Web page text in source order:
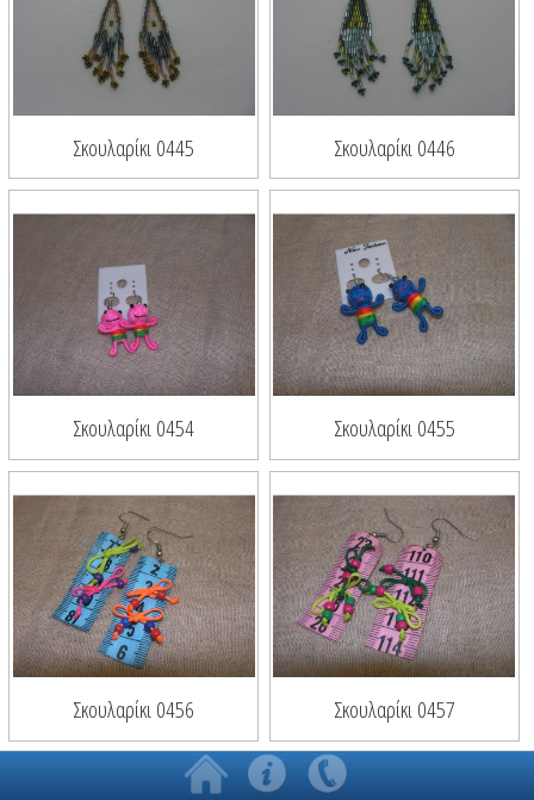
Σκουλαρίκι 0445 Σκουλαρίκι 0446
Σκουλαρίκι 0454 Σκουλαρίκι 0455
Σκουλαρίκι 0456 Σκουλαρίκι 0457